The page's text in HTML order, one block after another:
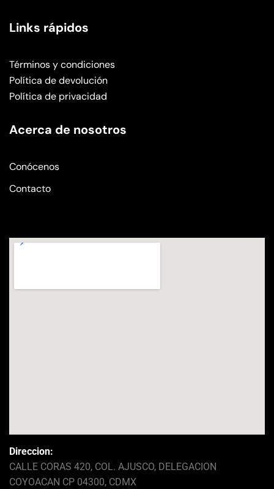
Links rápidos
Términos y condiciones
Política de devolución
Política de privacidad
Acerca de nosotros
Conócenos
Contacto
Direccion:
CALLE CORAS 420, COL. AJUSCO, DELEGACION
COYOACAN CP 04300, CDMX